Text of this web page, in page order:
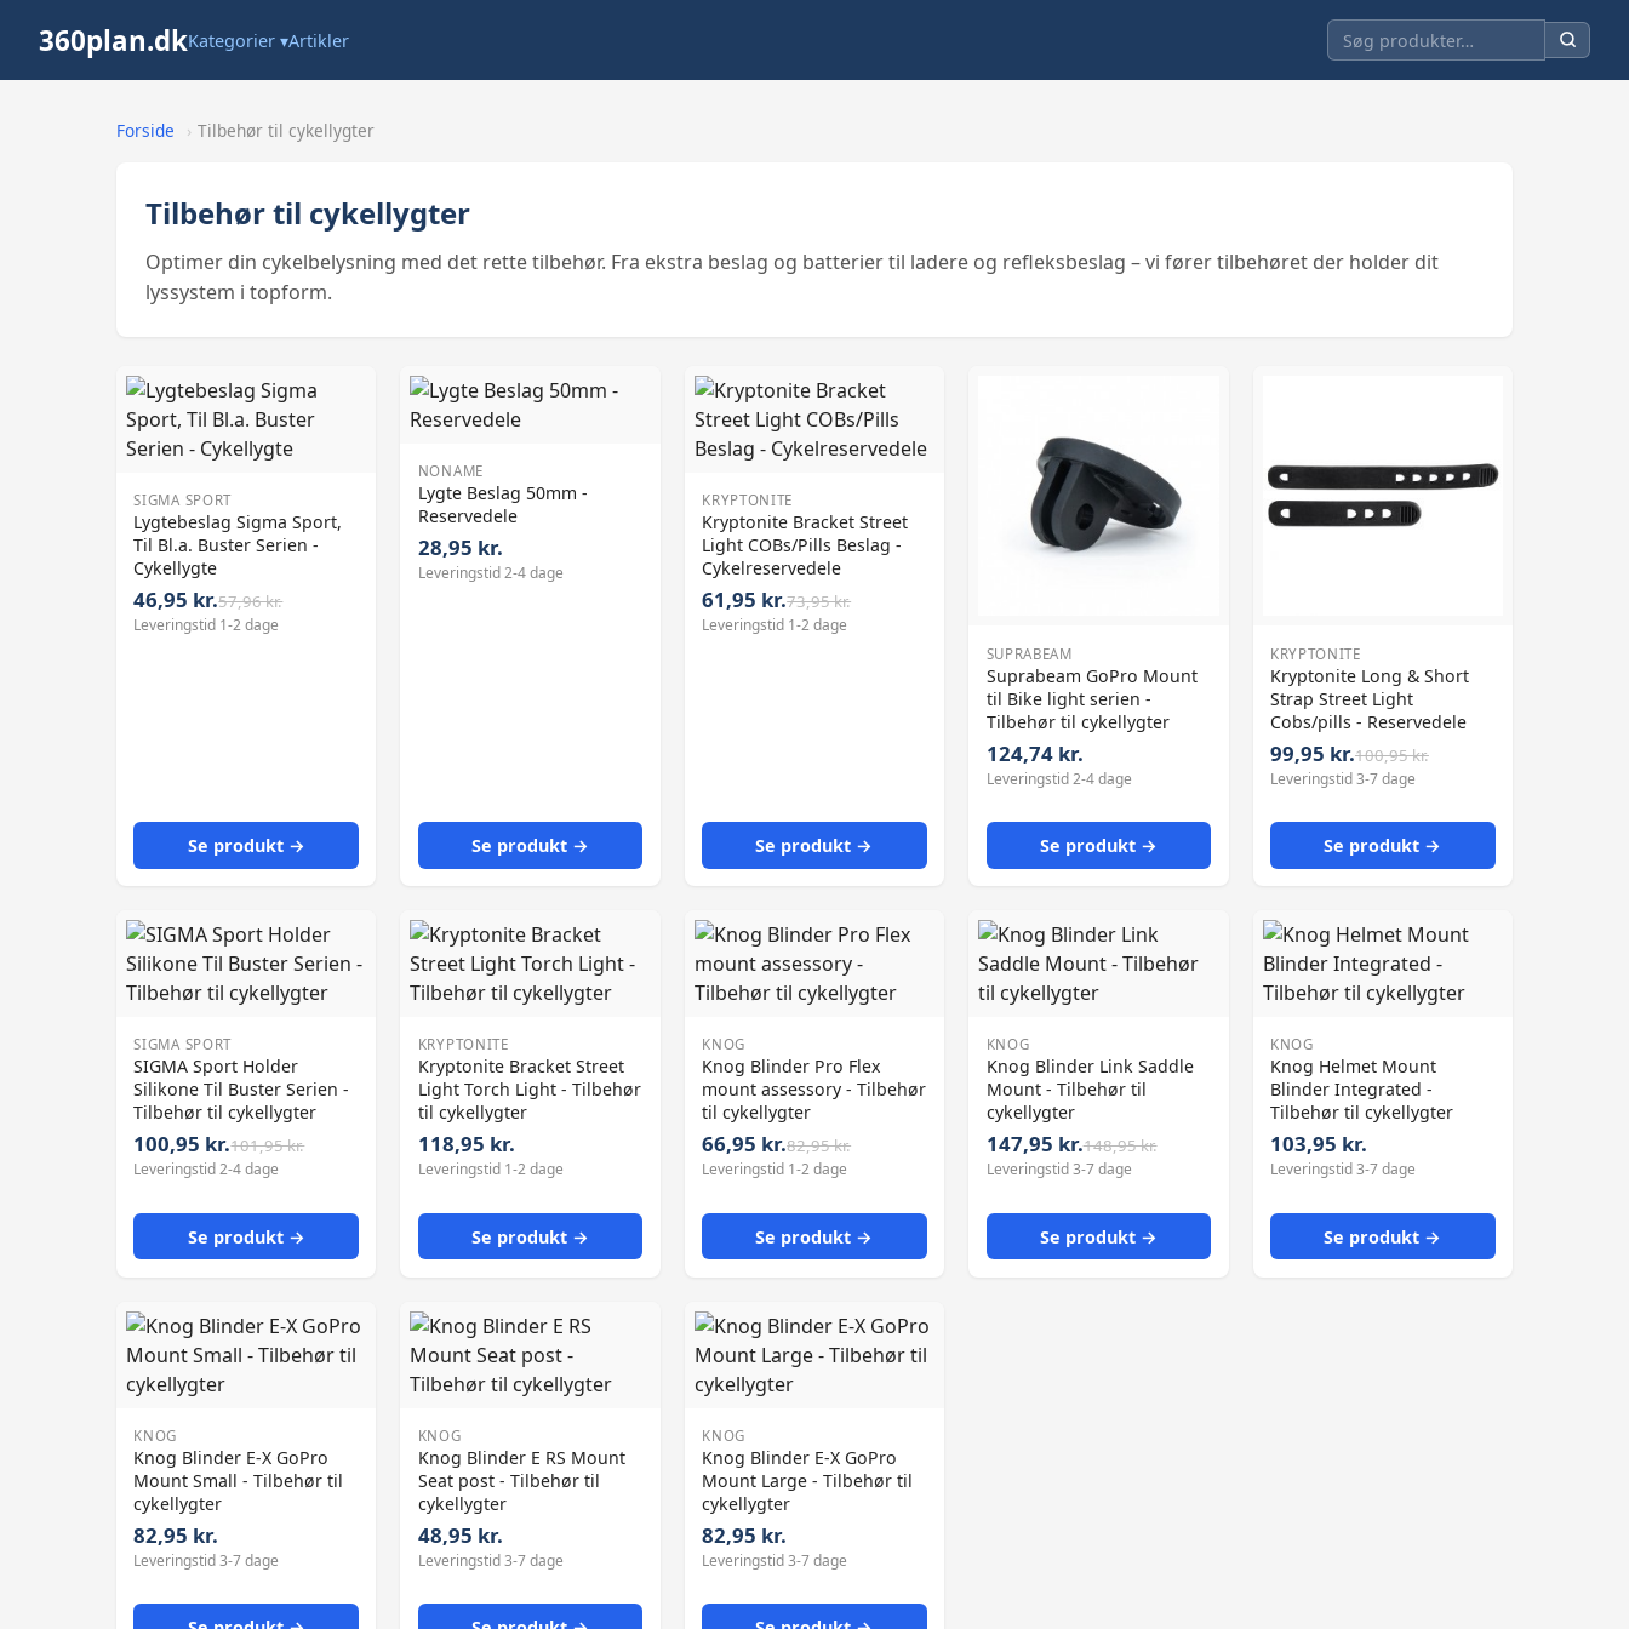
360plan.dkKategorier ▾Artikler
Forside › Tilbehør til cykellygter
Tilbehør til cykellygter
Optimer din cykelbelysning med det rette tilbehør. Fra ekstra beslag og batterier til ladere og refleksbeslag – vi fører tilbehøret der holder dit
lyssystem i topform.
SIGMA SPORT
Lygtebeslag Sigma Sport,
Til Bl.a. Buster Serien -
Cykellygte
46,95 kr.57,96 kr.
Leveringstid 1-2 dage
Se produkt →
NONAME
Lygte Beslag 50mm -
Reservedele
28,95 kr.
Leveringstid 2-4 dage
Se produkt →
KRYPTONITE
Kryptonite Bracket Street
Light COBs/Pills Beslag -
Cykelreservedele
61,95 kr.73,95 kr.
Leveringstid 1-2 dage
Se produkt →
SUPRABEAM
Suprabeam GoPro Mount
til Bike light serien -
Tilbehør til cykellygter
124,74 kr.
Leveringstid 2-4 dage
Se produkt →
KRYPTONITE
Kryptonite Long & Short
Strap Street Light
Cobs/pills - Reservedele
99,95 kr.100,95 kr.
Leveringstid 3-7 dage
Se produkt →
SIGMA SPORT
SIGMA Sport Holder
Silikone Til Buster Serien -
Tilbehør til cykellygter
100,95 kr.101,95 kr.
Leveringstid 2-4 dage
Se produkt →
KRYPTONITE
Kryptonite Bracket Street
Light Torch Light - Tilbehør
til cykellygter
118,95 kr.
Leveringstid 1-2 dage
Se produkt →
KNOG
Knog Blinder Pro Flex
mount assessory - Tilbehør
til cykellygter
66,95 kr.82,95 kr.
Leveringstid 1-2 dage
Se produkt →
KNOG
Knog Blinder Link Saddle
Mount - Tilbehør til
cykellygter
147,95 kr.148,95 kr.
Leveringstid 3-7 dage
Se produkt →
KNOG
Knog Helmet Mount
Blinder Integrated -
Tilbehør til cykellygter
103,95 kr.
Leveringstid 3-7 dage
Se produkt →
KNOG
Knog Blinder E-X GoPro
Mount Small - Tilbehør til
cykellygter
82,95 kr.
Leveringstid 3-7 dage
KNOG
Knog Blinder E RS Mount
Seat post - Tilbehør til
cykellygter
48,95 kr.
Leveringstid 3-7 dage
KNOG
Knog Blinder E-X GoPro
Mount Large - Tilbehør til
cykellygter
82,95 kr.
Leveringstid 3-7 dage